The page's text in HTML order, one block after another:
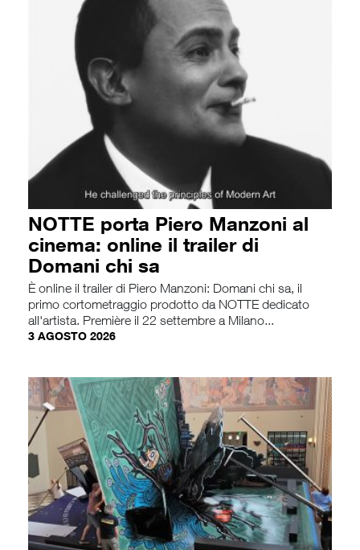
NOTTE porta Piero Manzoni al
cinema: online il trailer di
Domani chi sa
È online il trailer di Piero Manzoni: Domani chi sa, il
primo cortometraggio prodotto da NOTTE dedicato
all'artista. Première il 22 settembre a Milano...
3 AGOSTO 2026